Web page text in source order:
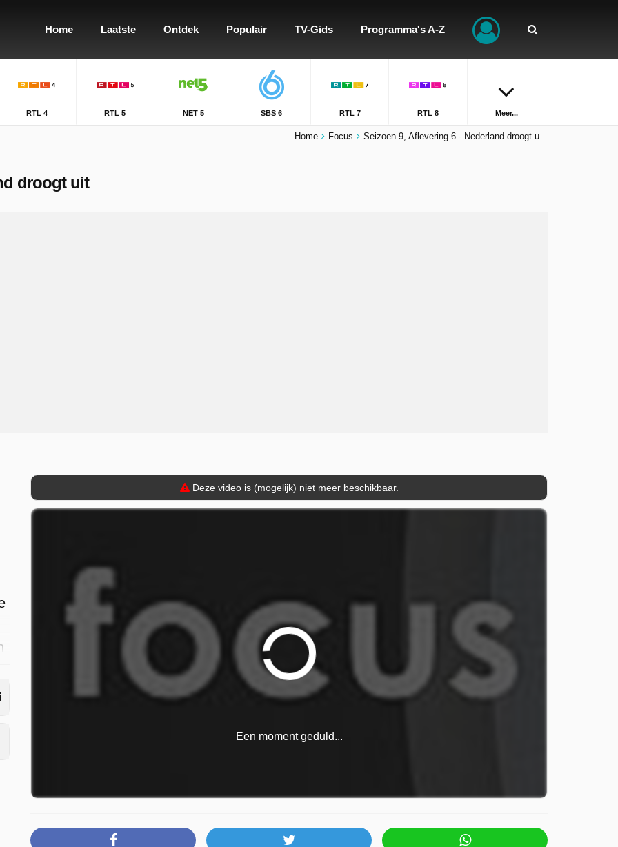
Home Laatste Ontdek Populair TV-Gids Programma's A-Z
RTL 4 RTL 5 NET 5 SBS 6 RTL 7 RTL 8 Meer...
Home Focus Seizoen 9, Aflevering 6 - Nederland droogt u...
droogt uit
Deze video is (mogelijk) niet meer beschikbaar.
Een moment geduld...